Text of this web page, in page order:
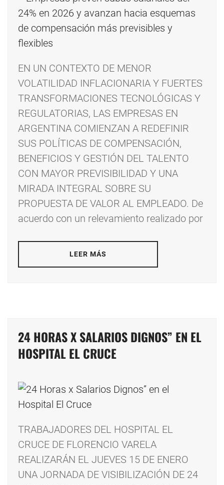
EN UN CONTEXTO DE MENOR
VOLATILIDAD INFLACIONARIA Y FUERTES
TRANSFORMACIONES TECNOLÓGICAS Y
REGULATORIAS, LAS EMPRESAS EN
ARGENTINA COMIENZAN A REDEFINIR
SUS POLÍTICAS DE COMPENSACIÓN,
BENEFICIOS Y GESTIÓN DEL TALENTO
CON MAYOR PREVISIBILIDAD Y UNA
MIRADA INTEGRAL SOBRE SU
PROPUESTA DE VALOR AL EMPLEADO. De
acuerdo con un relevamiento realizado por
LEER MÁS
24 HORAS X SALARIOS DIGNOS” EN EL
HOSPITAL EL CRUCE
TRABAJADORES DEL HOSPITAL EL
CRUCE DE FLORENCIO VARELA
REALIZARÁN EL JUEVES 15 DE ENERO
UNA JORNADA DE VISIBILIZACIÓN DE 24